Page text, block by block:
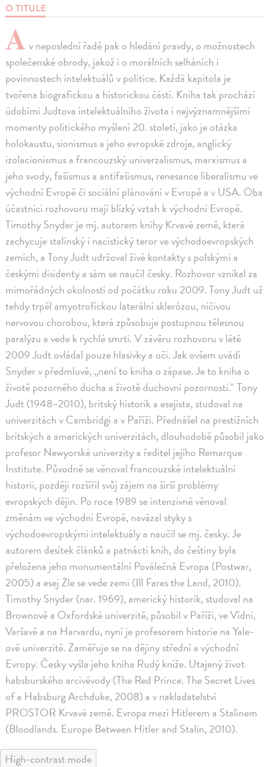
O TITULE
A v neposlední řadě pak o hledání pravdy, o možnostech
společenské obrody, jakož i o morálních selháních i
povinnostech intelektuálů v politice. Každá kapitola je
tvořena biografickou a historickou částí. Kniha tak prochází
údobími Judtova intelektuálního života i nejvýznamnějšími
momenty politického myšlení 20. století, jako je otázka
holokaustu, sionismus a jeho evropské zdroje, anglický
izolacionismus a francouzský univerzalismus, marxismus a
jeho svody, fašismus a antifašismus, renesance liberalismu ve
východní Evropě či sociální plánování v Evropě a v USA. Oba
účastníci rozhovoru mají blízký vztah k východní Evropě.
Timothy Snyder je mj. autorem knihy Krvavé země, která
zachycuje stalinský i nacistický teror ve východoevropských
zemích, a Tony Judt udržoval živé kontakty s polskými a
českými disidenty a sám se naučil česky. Rozhovor vznikal za
mimořádných okolností od počátku roku 2009. Tony Judt už
tehdy trpěl amyotrofickou laterální sklerózou, ničivou
nervovou chorobou, která způsobuje postupnou tělesnou
paralýzu a vede k rychlé smrti. V závěru rozhovoru v létě
2009 Judt ovládal pouze hlasivky a oči. Jak ovšem uvádí
Snyder v předmluvě, „není to kniha o zápase. Je to kniha o
životě pozorného ducha a životě duchovní pozornosti.“ Tony
Judt (1948–2010), britský historik a esejista, studoval na
univerzitách v Cambridgi a v Paříži. Přednášel na prestižních
britských a amerických univerzitách, dlouhodobě působil jako
profesor Newyorské univerzity a ředitel jejího Remarque
Institute. Původně se věnoval francouzské intelektuální
historii, později rozšířil svůj zájem na širší problémy
evropských dějin. Po roce 1989 se intenzivně věnoval
změnám ve východní Evropě, navázal styky s
východoevropskými intelektuály a naučil se mj. česky. Je
autorem desítek článků a patnácti knih, do češtiny byla
přeložena jeho monumentální Poválečná Evropa (Postwar,
2005) a esej Zle se vede zemi (Ill Fares the Land, 2010).
Timothy Snyder (nar. 1969), americký historik, studoval na
Brownově a Oxfordské univerzitě, působil v Paříži, ve Vídni,
Varšavě a na Harvardu, nyní je profesorem historie na Yale-
ově univerzitě. Zaměřuje se na dějiny střední a východní
Evropy. Česky vyšla jeho kniha Rudý kníže. Utajený život
habsburského arcivévody (The Red Prince. The Secret Lives
of a Habsburg Archduke, 2008) a v nakladatelství
PROSTOR Krvavé země. Evropa mezi Hitlerem a Stalinem
(Bloodlands. Europe Between Hitler and Stalin, 2010).
High-contrast mode